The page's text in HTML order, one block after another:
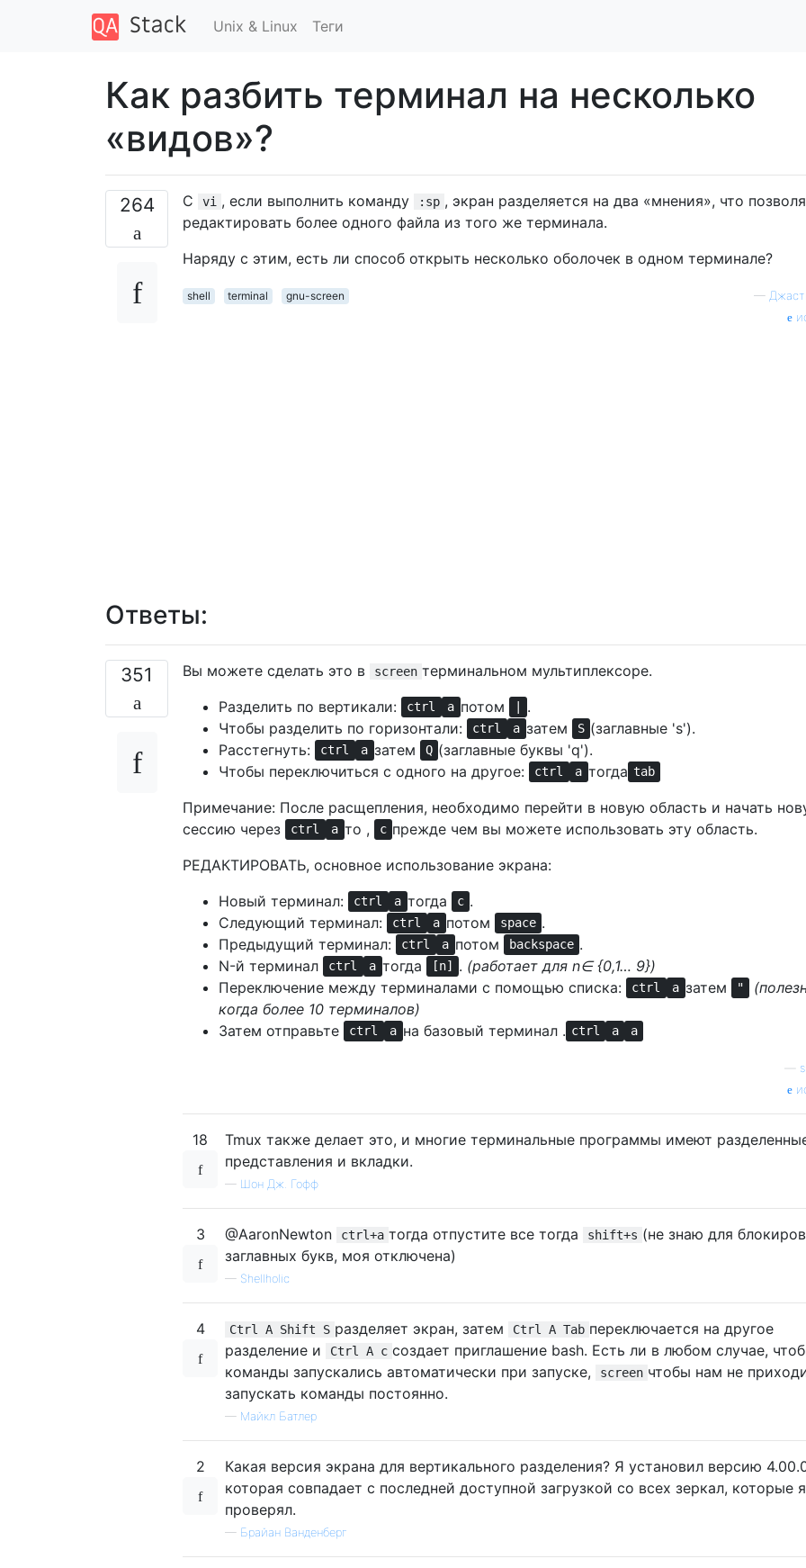
Unix & Linux Теги
Как разбить терминал на несколько
«видов»?
264 С vi , если выполнить команду :sp , экран разделяется на два «мнения», что
редактировать более одного файла из того же терминала.
Наряду с этим, есть ли способ открыть несколько оболочек в одном терминале?
shell terminal gnu-screen —
Ответы:
351 Вы можете сделать это в screen терминальном мультиплексоре.
Разделить по вертикали:
ctrl a потом
.
Чтобы разделить по горизонтали:
ctrl a затем S (заглавные 's').
Расстегнуть:
ctrl a затем Q (заглавные буквы 'q').
Чтобы переключиться с одного на другое:
ctrl a тогда tab
Примечание: После расщепления, необходимо перейти в новую область и начать
сессию через
ctrl a то , c прежде чем вы можете использовать эту область.
РЕДАКТИРОВАТЬ, основное использование экрана:
Новый терминал:
ctrl a тогда c .
Следующий терминал:
ctrl a потом space .
Предыдущий терминал:
ctrl a потом backspace .
N-й терминал
ctrl a тогда [n] . (работает для n∈ {0,1… 9})
Переключение между терминалами с помощью списка:
ctrl a затем "
когда более 10 терминалов)
Затем отправьте
ctrl a на базовый терминал . ctrl a a
18
Tmux также делает это, и многие терминальные программы имеют
представления и вкладки.
— Шон Дж. Гофф
3 @AaronNewton ctrl+a тогда отпустите все тогда shift+s (не знаю для
заглавных букв, моя отключена)
— Shellholic
4 Ctrl A Shift S разделяет экран, затем Ctrl A Tab переключается на другое
разделение и
Ctrl A c создает приглашение bash. Есть ли в любом случае,
команды запускались автоматически при запуске,
screen чтобы нам не
запускать команды постоянно.
— Майкл Батлер
2
Какая версия экрана для вертикального разделения? Я установил версию
которая совпадает с последней доступной загрузкой со всех зеркал, которые я
проверял.
— Брайан Ванденберг